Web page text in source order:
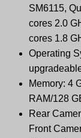
SM6115,
cores 2.0
cores 1.8
Operating
Memory: 4
RAM/128
Rear
Front